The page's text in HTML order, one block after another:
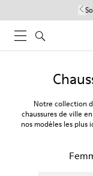
Notre collection
chaussures de ville
nos modèles les plus